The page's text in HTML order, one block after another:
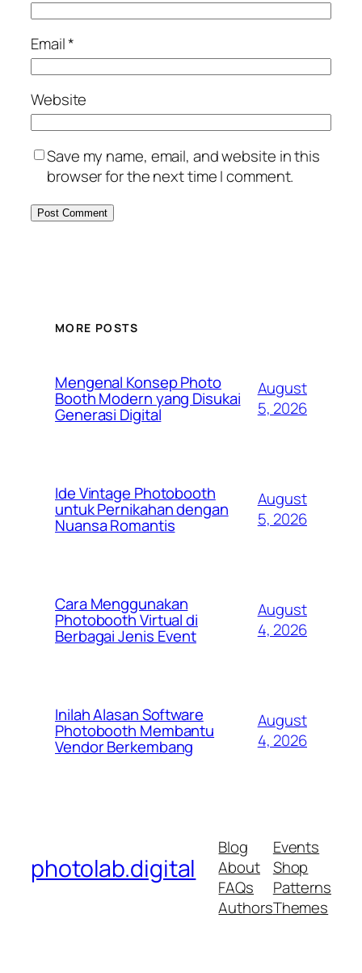
Email*
Website
Save my name, email, and website in this
browser for the next time I comment.
MORE POSTS
Mengenal Konsep Photo
Booth Modern yang Disukai
Generasi Digital
August
5, 2026
Ide Vintage Photobooth
untuk Pernikahan dengan
Nuansa Romantis
August
5, 2026
Cara Menggunakan
Photobooth Virtual di
Berbagai Jenis Event
August
4, 2026
Inilah Alasan Software
Photobooth Membantu
Vendor Berkembang
August
4, 2026
photolab.digital
Blog
About
FAQs
Authors
Events
Shop
Patterns
Themes